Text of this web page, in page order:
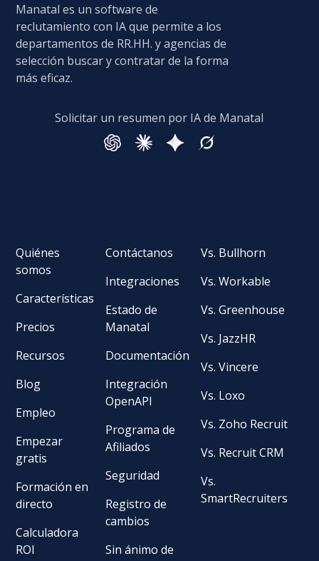
Manatal es un software de
reclutamiento con IA que permite a los
departamentos de RR.HH. y agencias de
selección buscar y contratar de la forma
más eficaz.
Solicitar un resumen por IA de Manatal
Quiénes
somos
Características
Precios
Recursos
Blog
Empleo
Empezar
gratis
Formación en
directo
Calculadora
ROI
Contáctanos
Integraciones
Estado de
Manatal
Documentación
Integración
OpenAPI
Programa de
Afiliados
Seguridad
Registro de
cambios
Sin ánimo de
Vs. Bullhorn
Vs. Workable
Vs. Greenhouse
Vs. JazzHR
Vs. Vincere
Vs. Loxo
Vs. Zoho Recruit
Vs. Recruit CRM
Vs.
SmartRecruiters